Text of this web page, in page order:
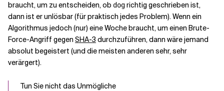
braucht, um zu entscheiden, ob dogrichtig geschrieben ist,
dann ist er unlösbar (für praktisch jedes Problem). Wenn ein
Algorithmus jedoch (nur) eine Woche braucht, um einen Brute-
Force-Angriff gegen SHA-3 durchzuführen, dann wäre jemand
absolut begeistert (und die meisten anderen sehr, sehr
verärgert).
Tun Sie nicht das Unmögliche